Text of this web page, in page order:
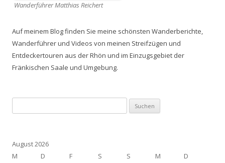
Wanderführer Matthias Reichert
Auf meinem Blog finden Sie meine schönsten Wanderberichte,
Wanderführer und Videos von meinen Streifzügen und
Entdeckertouren aus der Rhön und im Einzugsgebiet der
Fränkischen Saale und Umgebung.
nach:
August 2026
M
D F S S M
D